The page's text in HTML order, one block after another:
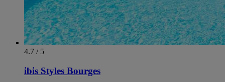
4.7 / 5
ibis Styles Bourges